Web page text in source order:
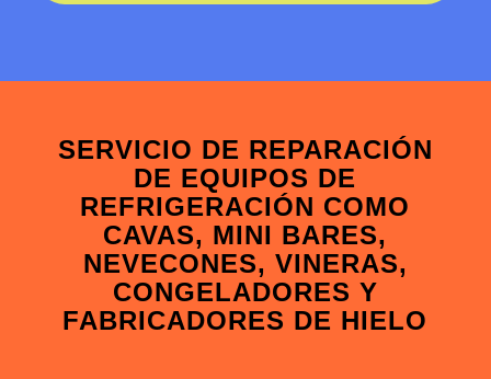
SERVICIO DE REPARACIÓN
DE EQUIPOS DE
REFRIGERACIÓN COMO
CAVAS, MINI BARES,
NEVECONES, VINERAS,
CONGELADORES Y
FABRICADORES DE HIELO